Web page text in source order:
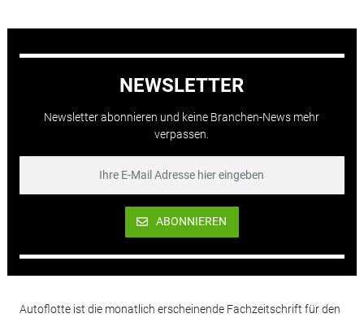
NEWSLETTER
Newsletter abonnieren und keine Branchen-News mehr
verpassen.
ABONNIEREN
Autoflotte ist die monatlich erscheinende Fachzeitschrift für den